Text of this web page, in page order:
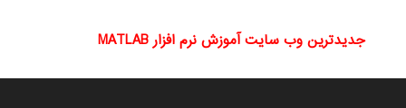
جدیدترین وب سایت آموزش نرم افزار MATLAB